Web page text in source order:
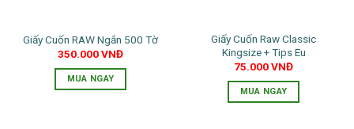
Giấy Cuốn RAW Ngắn 500 Tờ
350.000VNĐ
MUA NGAY
Giấy Cuốn Raw Classic
Kingsize + Tips Eu
75.000VNĐ
MUA NGAY